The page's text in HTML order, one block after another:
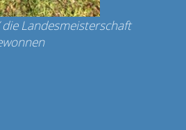
Landesmeisterschaft